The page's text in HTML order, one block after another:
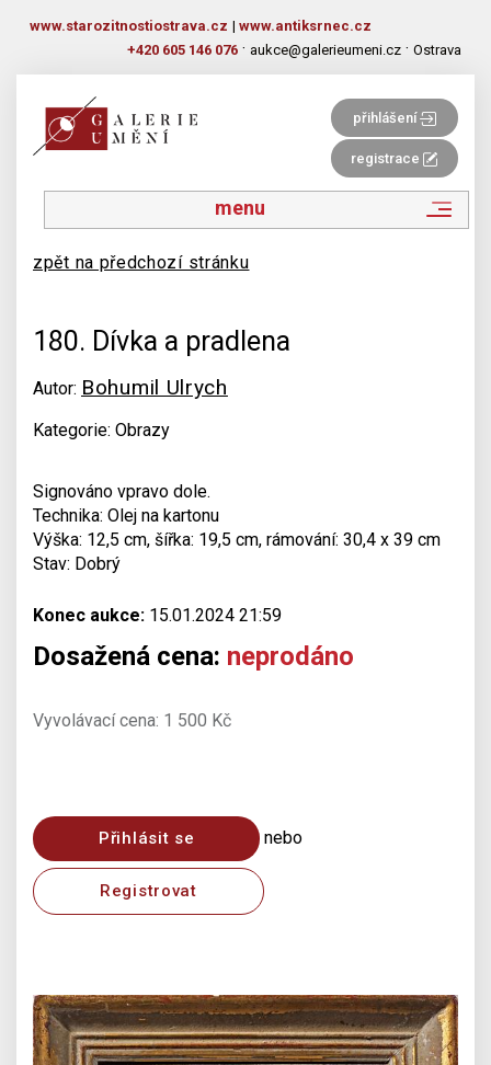
www.starozitnostiostrava.cz | www.antiksrnec.cz
+420 605 146 076 · aukce@galerieumeni.cz · Ostrava
přihlášení
registrace
menu
zpět na předchozí stránku
180. Dívka a pradlena
Autor: Bohumil Ulrych
Kategorie: Obrazy
Signováno vpravo dole.
Technika: Olej na kartonu
Výška: 12,5 cm, šířka: 19,5 cm, rámování: 30,4 x 39 cm
Stav: Dobrý
Konec aukce: 15.01.2024 21:59
Dosažená cena: neprodáno
Vyvolávací cena: 1 500 Kč
Přihlásit se nebo
Registrovat